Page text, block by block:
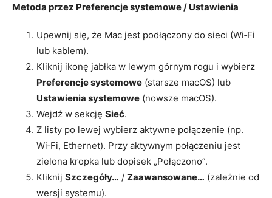
Metoda przez Preferencje systemowe / Ustawienia
Upewnij się, że Mac jest podłączony do sieci (Wi‑Fi
lub kablem).
Kliknij ikonę jabłka w lewym górnym rogu i wybierz
Preferencje systemowe (starsze macOS) lub
Ustawienia systemowe (nowsze macOS).
Wejdź w sekcję Sieć.
Z listy po lewej wybierz aktywne połączenie (np.
Wi‑Fi, Ethernet). Przy aktywnym połączeniu jest
zielona kropka lub dopisek „Połączono”.
Kliknij Szczegóły… / Zaawansowane… (zależnie od
wersji systemu).